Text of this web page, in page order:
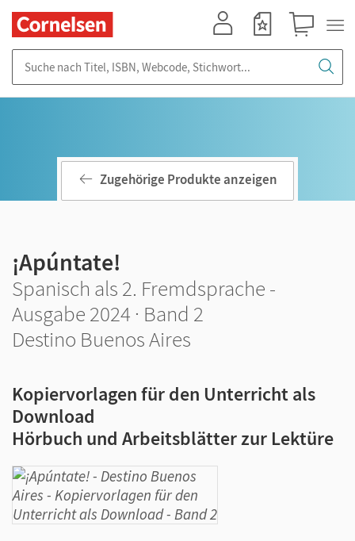
Zugehörige Produkte anzeigen
¡Apúntate!
Spanisch als 2. Fremdsprache -
Ausgabe 2024 · Band 2
Destino Buenos Aires
Kopiervorlagen für den Unterricht als
Download
Hörbuch und Arbeitsblätter zur Lektüre